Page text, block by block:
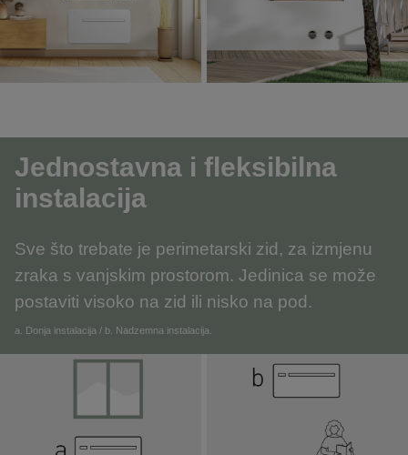
Jednostavna i fleksibilna
instalacija
Sve što trebate je perimetarski zid, za izmjenu
zraka s vanjskim prostorom. Jedinica se može
postaviti visoko na zid ili nisko na pod.
a. Donja instalacija / b. Nadzemna instalacija.